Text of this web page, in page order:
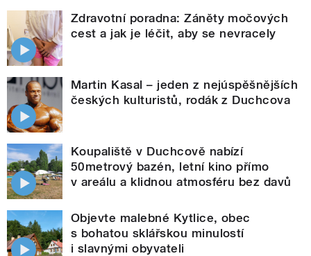
Zdravotní poradna: Záněty močových
cest a jak je léčit, aby se nevracely
Martin Kasal – jeden z nejúspěšnějších
českých kulturistů, rodák z Duchcova
Koupaliště v Duchcově nabízí
50metrový bazén, letní kino přímo
v areálu a klidnou atmosféru bez davů
Objevte malebné Kytlice, obec
s bohatou sklářskou minulostí
i slavnými obyvateli